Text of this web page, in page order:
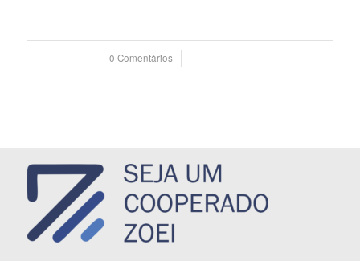
0 Comentários
/